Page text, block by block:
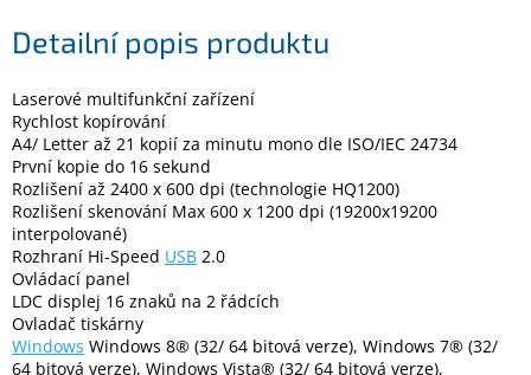
Dílna
Velké
spotřebiče
Počítače
a
notebooky
Elektronika
Detailní popis produktu
Laserové multifunkční zařízení
Rychlost kopírování
A4/ Letter až 21 kopií za minutu mono dle ISO/IEC 24734
První kopie do 16 sekund
Rozlišení až 2400 x 600 dpi (technologie HQ1200)
Rozlišení skenování Max 600 x 1200 dpi (19200x19200
interpolované)
Rozhraní Hi-Speed USB 2.0
Ovládací panel
LDC displej 16 znaků na 2 řádcích
Ovladač tiskárny
Windows Windows 8® (32/ 64 bitová verze), Windows 7® (32/
64 bitová verze), Windows Vista® (32/ 64 bitová verze),